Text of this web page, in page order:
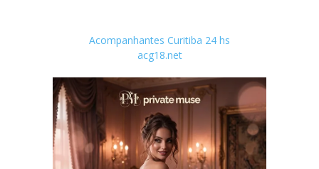
Acompanhantes Curitiba 24 hs
acg18.net